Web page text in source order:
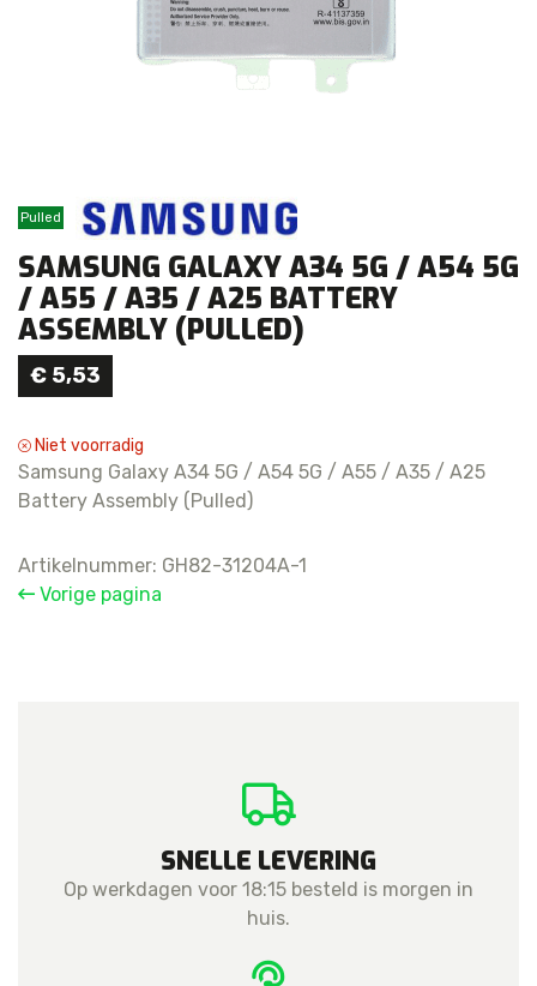
Pulled
SAMSUNG GALAXY A34 5G / A54 5G
/ A55 / A35 / A25 BATTERY
ASSEMBLY (PULLED)
€ 5,53
Niet voorradig
Samsung Galaxy A34 5G / A54 5G / A55 / A35 / A25
Battery Assembly (Pulled)
Artikelnummer: GH82-31204A-1
Vorige pagina
SNELLE LEVERING
Op werkdagen voor 18:15 besteld is morgen in
huis.